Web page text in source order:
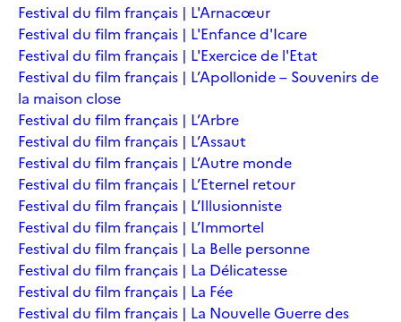
Festival du film français | L'Arnacœur
Festival du film français | L'Enfance d'Icare
Festival du film français | L'Exercice de l'Etat
Festival du film français | L’Apollonide – Souvenirs de
la maison close
Festival du film français | L’Arbre
Festival du film français | L’Assaut
Festival du film français | L’Autre monde
Festival du film français | L’Eternel retour
Festival du film français | L’Illusionniste
Festival du film français | L’Immortel
Festival du film français | La Belle personne
Festival du film français | La Délicatesse
Festival du film français | La Fée
Festival du film français | La Nouvelle Guerre des